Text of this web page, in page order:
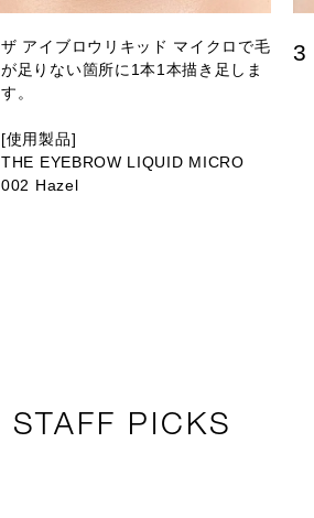
ザ アイブロウリキッド マイクロで毛
が足りない箇所に1本1本描き足しま
す。
[使用製品]
THE EYEBROW LIQUID MICRO
002 Hazel
3
STAFF PICKS